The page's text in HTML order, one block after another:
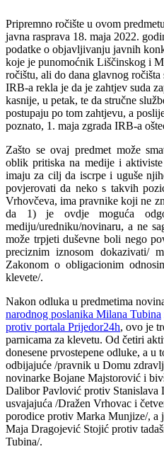
Pripremno ročište u ovom
javna rasprava 18. maja 2022.
podatke o objavljivanju javnih
koje je punomoćnik Liščinskog i
ročištu, ali do dana glavnog
IRB-a rekla je da je zahtjev suda
kasnije, u petak, te da stručne
postupaju po tom zahtjevu, a
poznato, 1. maja zgrada IRB-a
Zašto se ovaj predmet može
oblik pritiska na medije i
imaju za cilj da iscrpe i uguše
povjerovati da neko s takvih
Vrhovčeva, ima pravnike koji ne
da 1) je ovdje moguća
mediju/uredniku/novinaru, a ne
može trpjeti duševne boli nego
preciznim iznosom dokazivati/
Zakonom o obligacionim
klevete/.
Nakon odluka u predmetima
narodnog poslanika Milana Tubina
protiv portala Prijedor24h, ovo je
parnicama za klevetu. Od četiri
donesene prvostepene odluke, a u
odbijajuće /pravnik u Domu
novinarke Bojane Majstorović i
Dalibor Pavlović protiv Stanislava
usvajajuća /Dražen Vrhovac i
porodice protiv Marka Munjize/, a
Maja Dragojević Stojić protiv
Tubina/.